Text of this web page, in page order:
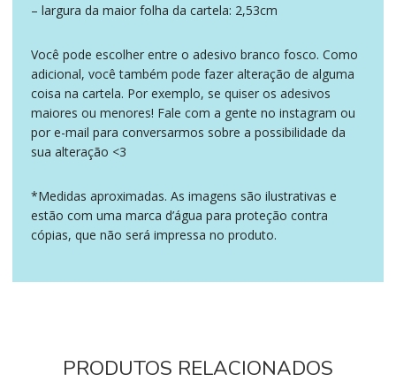
– largura da maior folha da cartela: 2,53cm
Você pode escolher entre o adesivo branco fosco. Como
adicional, você também pode fazer alteração de alguma
coisa na cartela. Por exemplo, se quiser os adesivos
maiores ou menores! Fale com a gente no instagram ou
por e-mail para conversarmos sobre a possibilidade da
sua alteração <3
*Medidas aproximadas. As imagens são ilustrativas e
estão com uma marca d’água para proteção contra
cópias, que não será impressa no produto.
PRODUTOS RELACIONADOS